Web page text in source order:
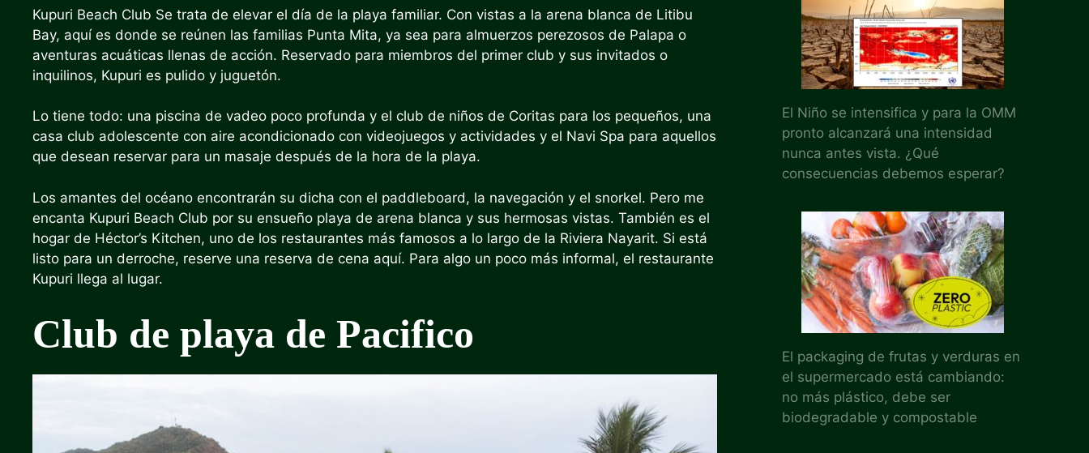
Kupuri Beach Club Se trata de elevar el día de la playa familiar. Con vistas a la arena blanca de Litibu
Bay, aquí es donde se reúnen las familias Punta Mita, ya sea para almuerzos perezosos de Palapa o
aventuras acuáticas llenas de acción. Reservado para miembros del primer club y sus invitados o
inquilinos, Kupuri es pulido y juguetón.
Lo tiene todo: una piscina de vadeo poco profunda y el club de niños de Coritas para los pequeños, una
casa club adolescente con aire acondicionado con videojuegos y actividades y el Navi Spa para aquellos
que desean reservar para un masaje después de la hora de la playa.
Los amantes del océano encontrarán su dicha con el paddleboard, la navegación y el snorkel. Pero me
encanta Kupuri Beach Club por su ensueño playa de arena blanca y sus hermosas vistas. También es el
hogar de Héctor’s Kitchen, uno de los restaurantes más famosos a lo largo de la Riviera Nayarit. Si está
listo para un derroche, reserve una reserva de cena aquí. Para algo un poco más informal, el restaurante
Kupuri llega al lugar.
Club de playa de Pacifico
El Niño se intensifica y para la OMM
pronto alcanzará una intensidad
nunca antes vista. ¿Qué
consecuencias debemos esperar?
El packaging de frutas y verduras en
el supermercado está cambiando:
no más plástico, debe ser
biodegradable y compostable